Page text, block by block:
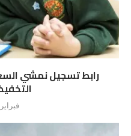
رابط تسجيل نمشي
فبراير 1, 2026